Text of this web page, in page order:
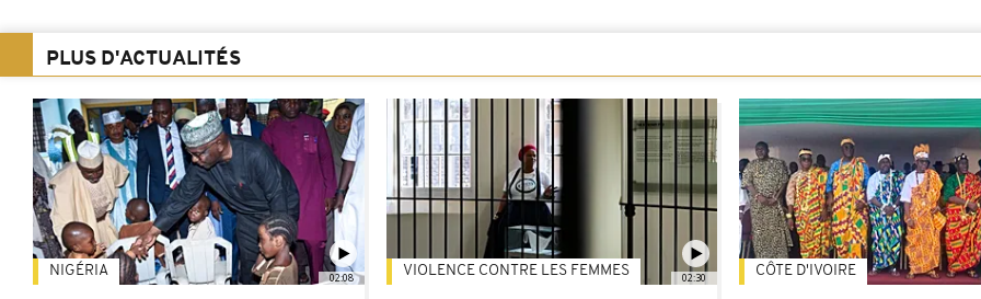
PLUS D'ACTUALITÉS
02:08
NIGÉRIA 02:30
VIOLENCE CONTRE LES FEMMES CÔTE D'IVOIRE